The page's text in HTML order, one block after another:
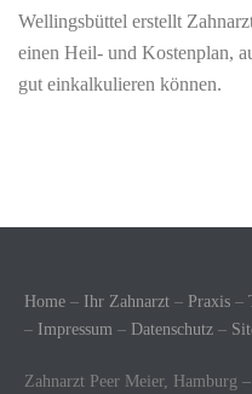
Wellingsbüttel erstellt
einen Heil- und Kostenplan,
gut einkalkulieren können.
Home – Ihr Zahnarzt – Praxis –
– Impressum – Datenschutz –
Zahnarzt Peer Meier, Hamburg